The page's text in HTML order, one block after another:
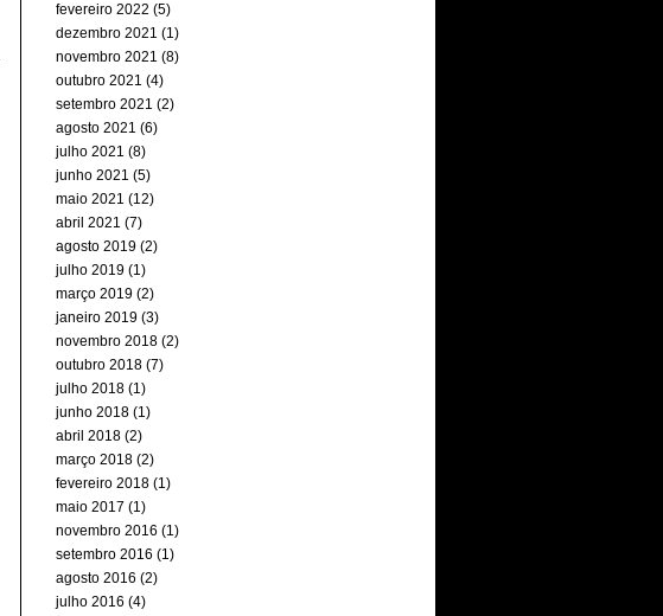
fevereiro 2022 (5)
dezembro 2021 (1)
novembro 2021 (8)
outubro 2021 (4)
setembro 2021 (2)
agosto 2021 (6)
julho 2021 (8)
junho 2021 (5)
maio 2021 (12)
abril 2021 (7)
agosto 2019 (2)
julho 2019 (1)
março 2019 (2)
janeiro 2019 (3)
novembro 2018 (2)
outubro 2018 (7)
julho 2018 (1)
junho 2018 (1)
abril 2018 (2)
março 2018 (2)
fevereiro 2018 (1)
maio 2017 (1)
novembro 2016 (1)
setembro 2016 (1)
agosto 2016 (2)
julho 2016 (4)